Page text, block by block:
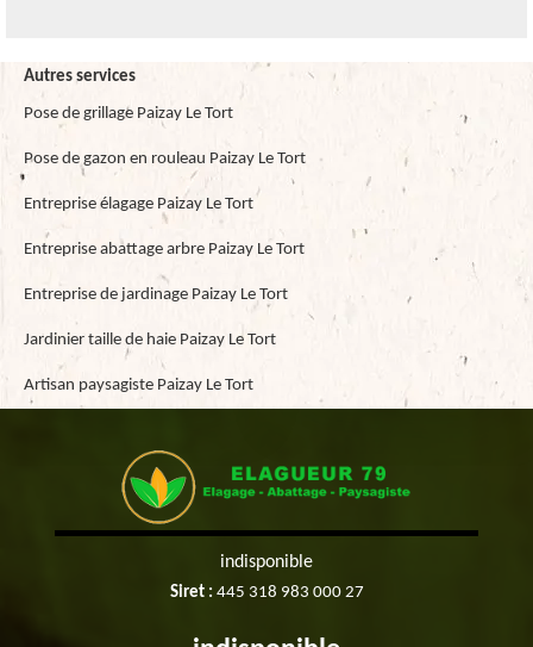
Autres services
Pose de grillage Paizay Le Tort
Pose de gazon en rouleau Paizay Le Tort
Entreprise élagage Paizay Le Tort
Entreprise abattage arbre Paizay Le Tort
Entreprise de jardinage Paizay Le Tort
Jardinier taille de haie Paizay Le Tort
Artisan paysagiste Paizay Le Tort
indisponible
Siret : 445 318 983 000 27